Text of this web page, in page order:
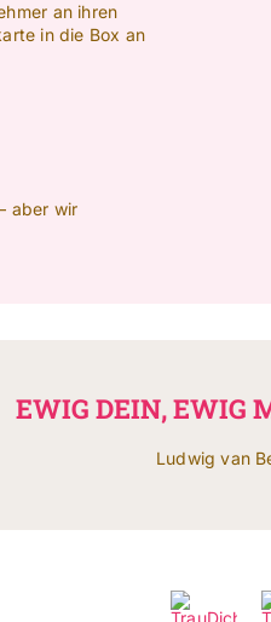
an ihren
in die Box an
aber wir
EWIG DEIN, EWIG
Ludwig van